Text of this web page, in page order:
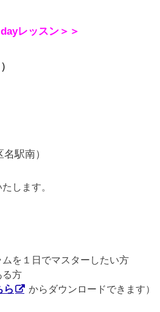
レッスン ＞＞
駅南）
します。
を１日でマスターしたい方
る方
ら からダウンロードできます）